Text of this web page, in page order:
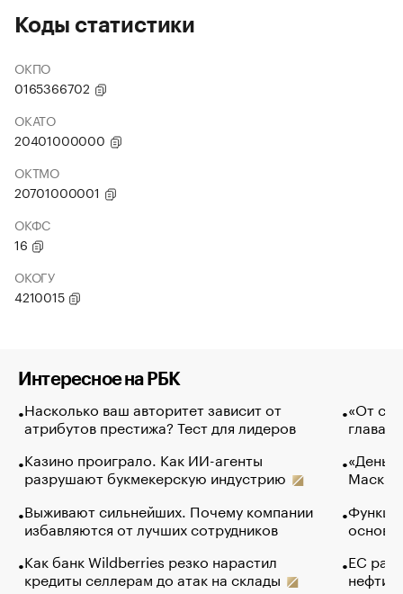
Коды статистики
ОКПО
0165366702
ОКАТО
20401000000
ОКТМО
20701000001
ОКФС
16
ОКОГУ
4210015
Интересное на РБК
Насколько ваш авторитет зависит от
атрибутов престижа? Тест для лидеров
Казино проиграло. Как ИИ-агенты
разрушают букмекерскую индустрию
Выживают сильнейших. Почему компании
избавляются от лучших сотрудников
Как банк Wildberries резко нарастил
кредиты селлерам до атак на склады
«От
глава
Маск в
основ
ЕС
нефти